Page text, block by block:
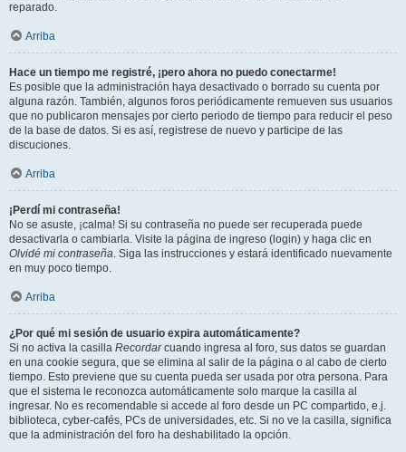
reparado.
Arriba
Hace un tiempo me registré, ¡pero ahora no puedo conectarme!
Es posible que la administración haya desactivado o borrado su cuenta por
alguna razón. También, algunos foros periódicamente remueven sus usuarios
que no publicaron mensajes por cierto periodo de tiempo para reducir el peso
de la base de datos. Si es así, registrese de nuevo y participe de las
discuciones.
Arriba
¡Perdí mi contraseña!
No se asuste, ¡calma! Si su contraseña no puede ser recuperada puede
desactivarla o cambiarla. Visite la página de ingreso (login) y haga clic en
Olvidé mi contraseña. Siga las instrucciones y estará identificado nuevamente
en muy poco tiempo.
Arriba
¿Por qué mi sesión de usuario expira automáticamente?
Si no activa la casilla Recordarcuando ingresa al foro, sus datos se guardan
en una cookie segura, que se elimina al salir de la página o al cabo de cierto
tiempo. Esto previene que su cuenta pueda ser usada por otra persona. Para
que el sistema le reconozca automáticamente solo marque la casilla al
ingresar. No es recomendable si accede al foro desde un PC compartido, e.j.
biblioteca, cyber-cafés, PCs de universidades, etc. Si no ve la casilla, significa
que la administración del foro ha deshabilitado la opción.